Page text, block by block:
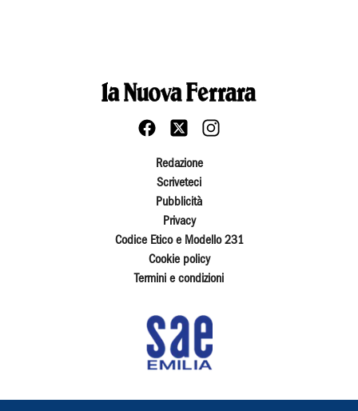
Redazione
Scriveteci
Pubblicità
Privacy
Codice Etico e Modello 231
Cookie policy
Termini e condizioni